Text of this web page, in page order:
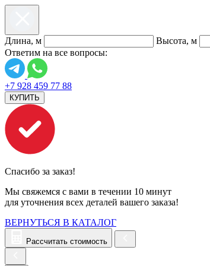
Длина, м Высота, м
Ответим на все вопросы:
+7 928 459 77 88
КУПИТЬ
Спасибо за заказ!
Мы свяжемся с вами в течении 10 минут
для уточнения всех деталей вашего заказа!
ВЕРНУТЬСЯ В КАТАЛОГ
Рассчитать стоимость